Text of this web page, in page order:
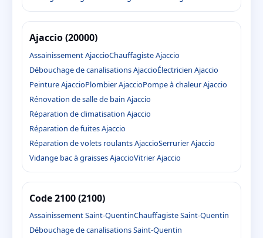
Ajaccio (20000)
Assainissement AjaccioChauffagiste Ajaccio
Débouchage de canalisations AjaccioÉlectricien Ajaccio
Peinture AjaccioPlombier AjaccioPompe à chaleur Ajaccio
Rénovation de salle de bain Ajaccio
Réparation de climatisation Ajaccio
Réparation de fuites Ajaccio
Réparation de volets roulants AjaccioSerrurier Ajaccio
Vidange bac à graisses AjaccioVitrier Ajaccio
Code 2100 (2100)
Assainissement Saint-QuentinChauffagiste Saint-Quentin
Débouchage de canalisations Saint-Quentin